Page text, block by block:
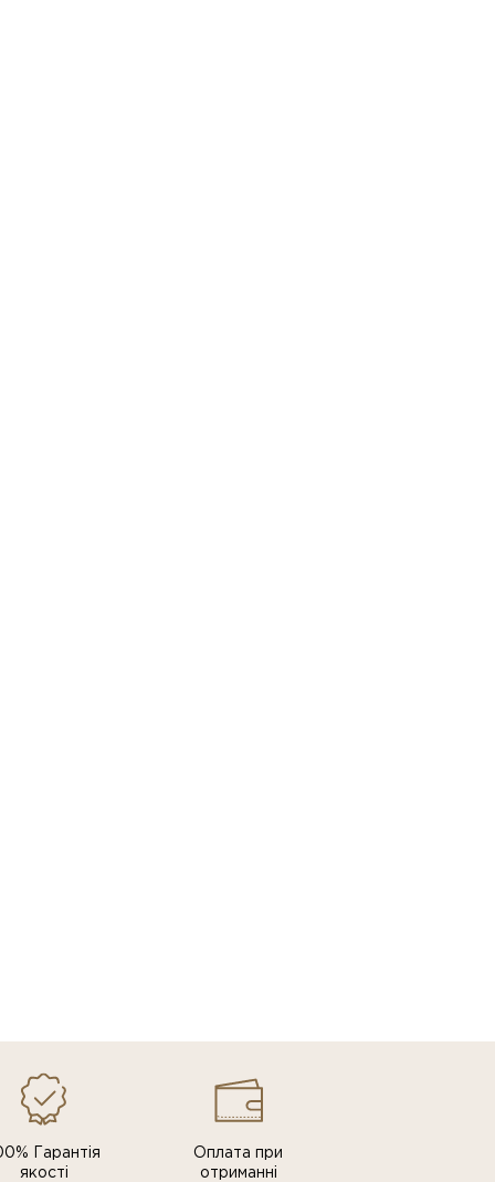
Гарантія
якості
Оплата при
отриманні